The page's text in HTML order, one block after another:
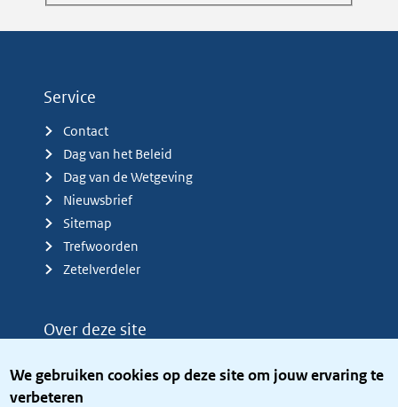
We gebruiken cookies op deze site om jouw ervaring te
verbeteren
Service
Contact
Dag van het Beleid
Dag van de Wetgeving
Nieuwsbrief
Sitemap
Trefwoorden
Zetelverdeler
Over deze site
Privacy